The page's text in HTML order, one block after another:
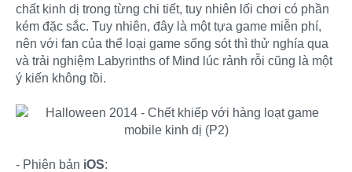
chất kinh dị trong từng chi tiết, tuy nhiên lối chơi có phần
kém đặc sắc. Tuy nhiên, đây là một tựa game miễn phí,
nên với fan của thể loại game sống sót thì thử nghía qua
và trải nghiệm Labyrinths of Mind lúc rảnh rỗi cũng là một
ý kiến không tồi.
- Phiên bản iOS: